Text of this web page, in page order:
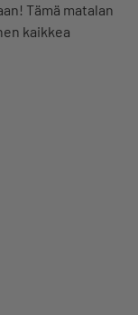
Tämä matalan
kaikkea